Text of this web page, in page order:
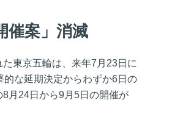
催案」消滅
東京五輪は、来年7月23日に
な延期決定からわずか6日の
月24日から9月5日の開催が